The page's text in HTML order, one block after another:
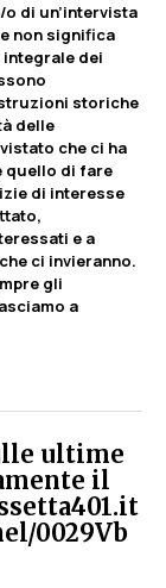
di un’intervista
non significa
dei
storiche
delle
che ci ha
quello di fare
di interesse
e a
ci invieranno.
gli
a
ultime
il
0029Vb